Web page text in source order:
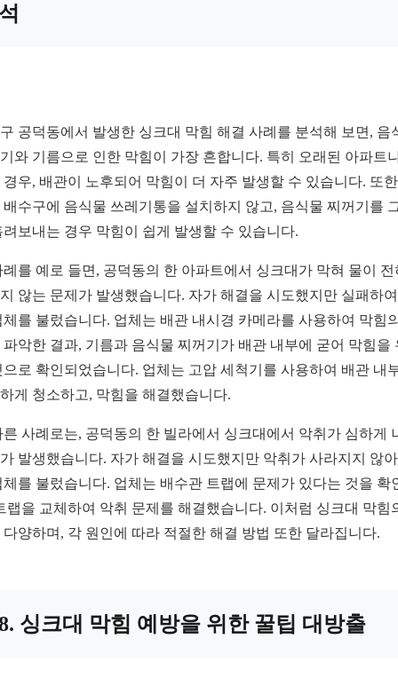
공덕동에서 발생한 싱크대 막힘 해결 사례를 분석해 보면, 음
와 기름으로 인한 막힘이 가장 흔합니다. 특히 오래된 아파트
경우, 배관이 노후되어 막힘이 더 자주 발생할 수 있습니다. 또
배수구에 음식물 쓰레기통을 설치하지 않고, 음식물 찌꺼기를
려보내는 경우 막힘이 쉽게 발생할 수 있습니다.
례를 예로 들면, 공덕동의 한 아파트에서 싱크대가 막혀 물이 전
않는 문제가 발생했습니다. 자가 해결을 시도했지만 실패하
체를 불렀습니다. 업체는 배관 내시경 카메라를 사용하여 막힘
파악한 결과, 기름과 음식물 찌꺼기가 배관 내부에 굳어 막힘을
으로 확인되었습니다. 업체는 고압 세척기를 사용하여 배관 내
게 청소하고, 막힘을 해결했습니다.
른 사례로는, 공덕동의 한 빌라에서 싱크대에서 악취가 심하게
발생했습니다. 자가 해결을 시도했지만 악취가 사라지지 않
체를 불렀습니다. 업체는 배수관 트랩에 문제가 있다는 것을 확
랩을 교체하여 악취 문제를 해결했습니다. 이처럼 싱크대 막힘
다양하며, 각 원인에 따라 적절한 해결 방법 또한 달라집니다.
싱크대 막힘 예방을 위한 꿀팁 대방출